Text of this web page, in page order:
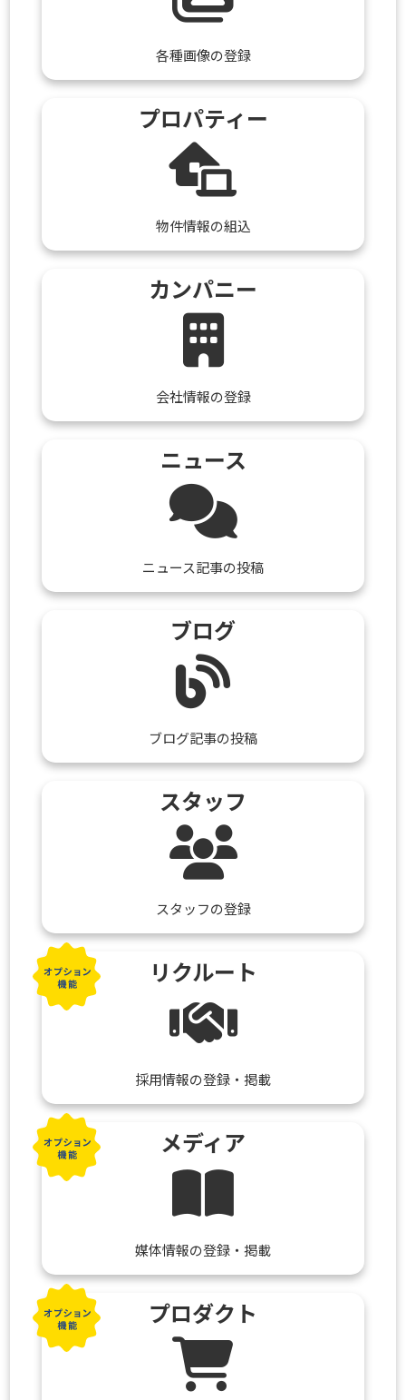
各種画像の登録
プロパティー
物件情報の組込
カンパニー
会社情報の登録
ニュース
ニュース記事の投稿
ブログ
ブログ記事の投稿
スタッフ
スタッフの登録
リクルート
採用情報の登録・掲載
メディア
媒体情報の登録・掲載
プロダクト